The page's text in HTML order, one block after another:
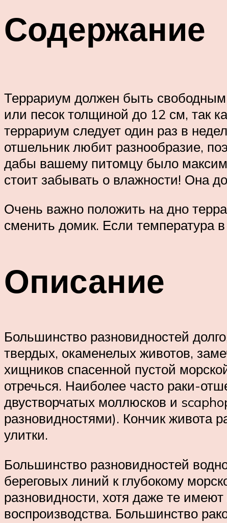
Содержание
Террариум должен быть
или песок толщиной до 12 см, так
террариум следует один раз в
отшельник любит разнообразие,
дабы вашему питомцу было
стоит забывать о влажности! Она
Очень важно положить на дно
сменить домик. Если температура
Описание
Большинство разновидностей
твердых, окаменелых животов,
хищников спасенной пустой
отречься. Наиболее часто раки-
двустворчатых моллюсков и
разновидностями). Кончик живота
улитки.
Большинство разновидностей
береговых линий к глубокому
разновидности, хотя даже те
воспроизводства. Большинство